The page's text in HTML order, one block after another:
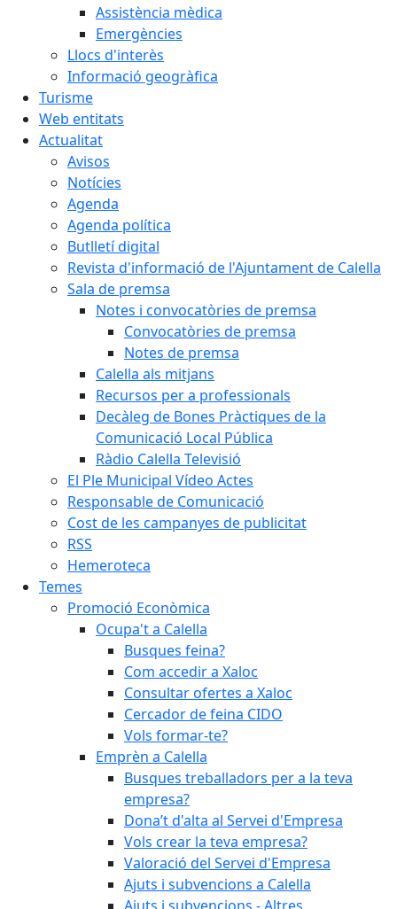
Assistència mèdica
Emergències
Llocs d'interès
Informació geogràfica
Turisme
Web entitats
Actualitat
Avisos
Notícies
Agenda
Agenda política
Butlletí digital
Revista d'informació de l'Ajuntament de Calella
Sala de premsa
Notes i convocatòries de premsa
Convocatòries de premsa
Notes de premsa
Calella als mitjans
Recursos per a professionals
Decàleg de Bones Pràctiques de la
Comunicació Local Pública
Ràdio Calella Televisió
El Ple Municipal Vídeo Actes
Responsable de Comunicació
Cost de les campanyes de publicitat
RSS
Hemeroteca
Temes
Promoció Econòmica
Ocupa't a Calella
Busques feina?
Com accedir a Xaloc
Consultar ofertes a Xaloc
Cercador de feina CIDO
Vols formar-te?
Emprèn a Calella
Busques treballadors per a la teva
empresa?
Dona’t d'alta al Servei d'Empresa
Vols crear la teva empresa?
Valoració del Servei d'Empresa
Ajuts i subvencions a Calella